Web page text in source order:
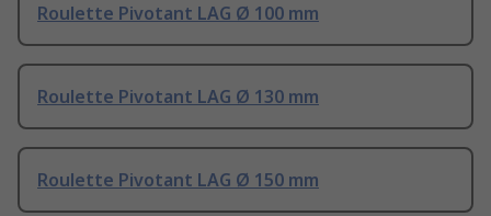
Roulette Pivotant LAG Ø 100 mm
Roulette Pivotant LAG Ø 130 mm
Roulette Pivotant LAG Ø 150 mm